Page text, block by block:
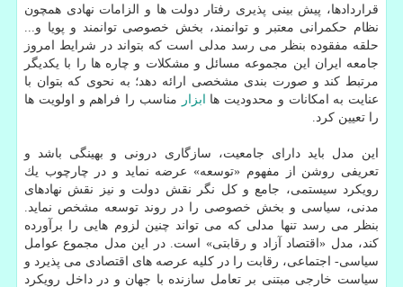
قراردادها، پیش بینی پذیری رفتار دولت ها و الزامات نهادی همچون
نظام حكمرانی معتبر و توانمند، بخش خصوصی توانمند و پویا و...
حلقه مفقوده بنظر می رسد مدلی است كه بتواند در شرایط امروز
جامعه ایران این مجموعه مسائل و مشكلات و چاره ها را با یكدیگر
مرتبط كند و صورت بندی مشخصی ارائه دهد؛ به نحوی كه بتوان با
عنایت به امكانات و محدودیت ها
ابزار
مناسب را فراهم و اولویت ها
را تعیین كرد.
این مدل باید دارای جامعیت، سازگاری درونی و بهینگی باشد و
تعریفی روشن از مفهوم «توسعه» عرضه نماید و در چارچوب یك
رویكرد سیستمی، جامع و كل نگر نقش دولت و نیز نقش نهادهای
مدنی، سیاسی و بخش خصوصی را در روند توسعه مشخص نماید.
بنظر می رسد تنها مدلی كه می تواند چنین لزوم هایی را برآورده
كند، مدل «اقتصاد آزاد و رقابتی» است. در این مدل مجموع عوامل
سیاسی- اجتماعی، رقابت را در كلیه عرصه های اقتصادی می پذیرد و
سیاست خارجی مبتنی بر تعامل سازنده با جهان و در داخل رویكرد